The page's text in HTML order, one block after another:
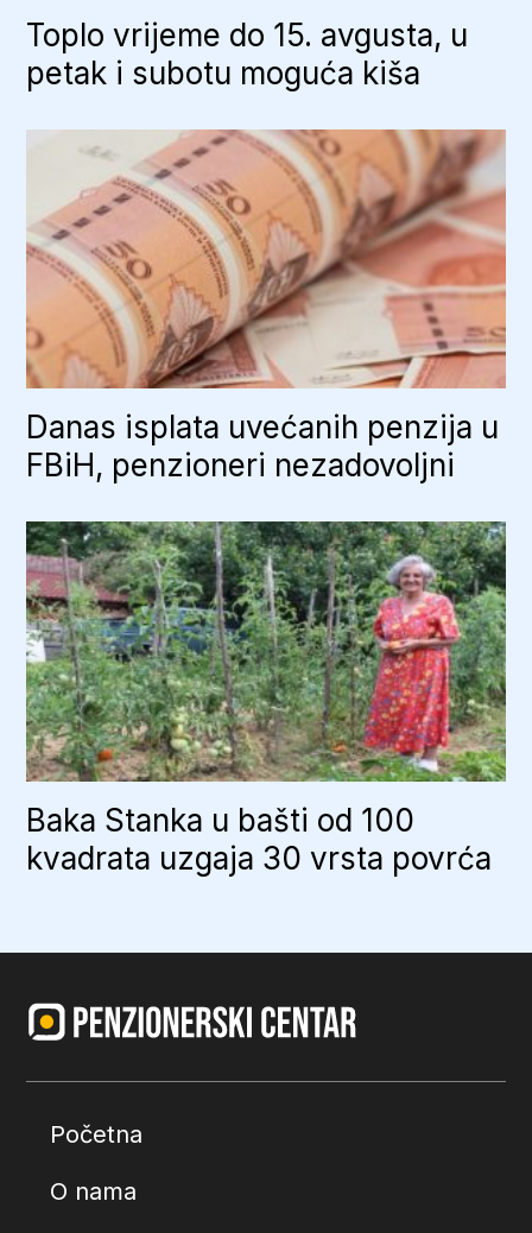
Toplo vrijeme do 15. avgusta, u
petak i subotu moguća kiša
Danas isplata uvećanih penzija u
FBiH, penzioneri nezadovoljni
Baka Stanka u bašti od 100
kvadrata uzgaja 30 vrsta povrća
Početna
O nama